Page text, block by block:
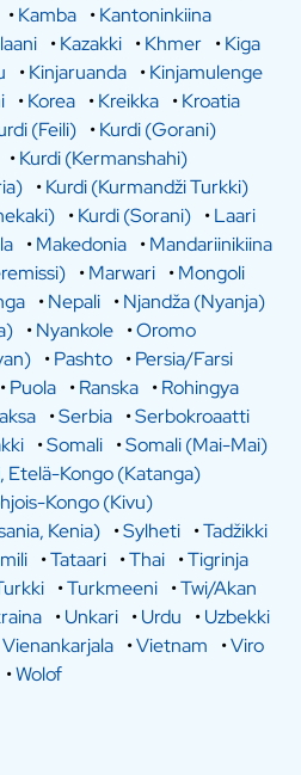
•Kamba •Kantoninkiina
•Kazakki •Khmer •Kiga
•Kinjaruanda •Kinjamulenge
•Korea •Kreikka •Kroatia
(Feili) •Kurdi (Gorani)
•Kurdi (Kermanshahi)
•Kurdi (Kurmandži Turkki)
•Kurdi (Sorani) •Laari
•Makedonia •Mandariinikiina
•Marwari •Mongoli
•Nepali •Njandža (Nyanja)
•Nyankole •Oromo
•Pashto •Persia/Farsi
•Puola •Ranska •Rohingya
•Serbia •Serbokroaatti
•Somali •Somali (Mai-Mai)
Etelä-Kongo (Katanga)
Kongo (Kivu)
Kenia) •Sylheti •Tadžikki
•Tataari •Thai •Tigrinja
•Turkmeeni •Twi/Akan
•Unkari •Urdu •Uzbekki
Vienankarjala •Vietnam •Viro
•Wolof